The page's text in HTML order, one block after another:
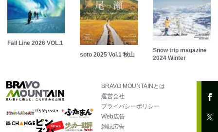
Fall Line 2026 VOL.1
soto 2025 Vol.1 秋山
Snow trip magazine
2024 Winter
BRAVO MOUNTAINとは
運営会社
プライバシーポリシー
Web広告
雑誌広告